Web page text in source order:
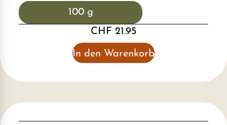
100 g
CHF 21.95
In den Warenkorb